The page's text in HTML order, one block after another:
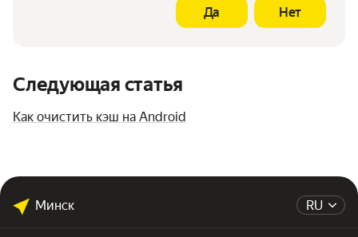
Да Нет
Следующая статья
Как очистить кэш на Android
RU
Минск